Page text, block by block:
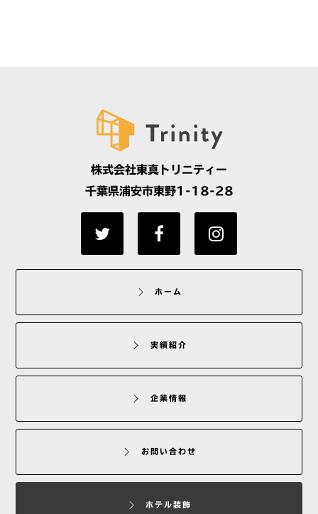
株式会社東真トリニティー
千葉県浦安市東野1-18-28
ホーム
実績紹介
企業情報
お問い合わせ
ホテル装飾